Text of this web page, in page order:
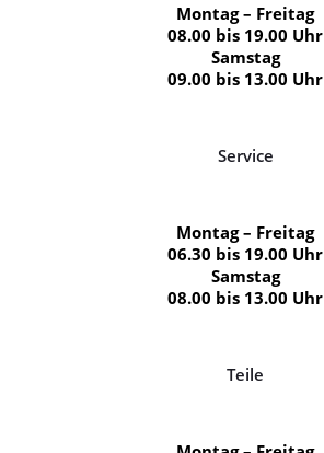
Montag – Freitag
08.00 bis 19.00 Uhr
Samstag
09.00 bis 13.00 Uhr
Service
Montag – Freitag
06.30 bis 19.00 Uhr
Samstag
08.00 bis 13.00 Uhr
Teile